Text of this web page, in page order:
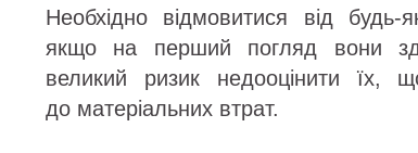
Необхідно відмовитися від будь-
якщо на перший погляд вони
великий ризик недооцінити їх,
до матеріальних втрат.